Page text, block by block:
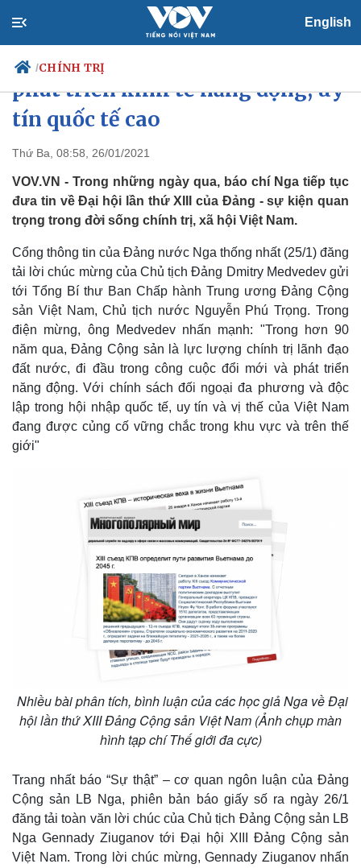
English
/CHÍNH TRỊ
Chính trị
Tổ chức nhân sự
Quốc hội
Nhận diện sự thật
Dự báo thời tiết
Giáo dục
Dấu ấn VOV
Biển đảo
Báo chí Nga ca ngợi Việt Nam
phát triển kinh tế năng động, uy
tín quốc tế cao
Thứ Ba, 08:58, 26/01/2021
VOV.VN - Trong những ngày qua, báo chí Nga tiếp tục
đưa tin về Đại hội lần thứ XIII của Đảng - sự kiện quan
trọng trong đời sống chính trị, xã hội Việt Nam.
Cổng thông tin của Đảng nước Nga thống nhất (25/1) đăng
tải lời chúc mừng của Chủ tịch Đảng Dmitry Medvedev gửi
tới Tổng Bí thư Ban Chấp hành Trung ương Đảng Cộng
sản Việt Nam, Chủ tịch nước Nguyễn Phú Trọng. Trong
điện mừng, ông Medvedev nhấn mạnh: "Trong hơn 90
năm qua, Đảng Cộng sản là lực lượng chính trị lãnh đạo
đất nước, đi đầu trong công cuộc đổi mới và phát triển
năng động. Với chính sách đối ngoại đa phương và độc
lập trong hội nhập quốc tế, uy tín và vị thế của Việt Nam
đang được củng cố vững chắc trong khu vực và trên thế
giới"
Nhiều bài phân tích, bình luận của các học giả Nga về Đại
hội lần thứ XIII Đảng Cộng sản Việt Nam (Ảnh chụp màn
hình tạp chí Thế giới đa cực)
Trang nhất báo “Sự thật” – cơ quan ngôn luận của Đảng
Cộng sản LB Nga, phiên bản báo giấy số ra ngày 26/1
đăng tải toàn văn lời chúc của Chủ tịch Đảng Cộng sản LB
Nga Gennady Ziuganov tới Đại hội XIII Đảng Cộng sản
Việt Nam. Trong lời chúc mừng, Gennady Ziuganov nhấn